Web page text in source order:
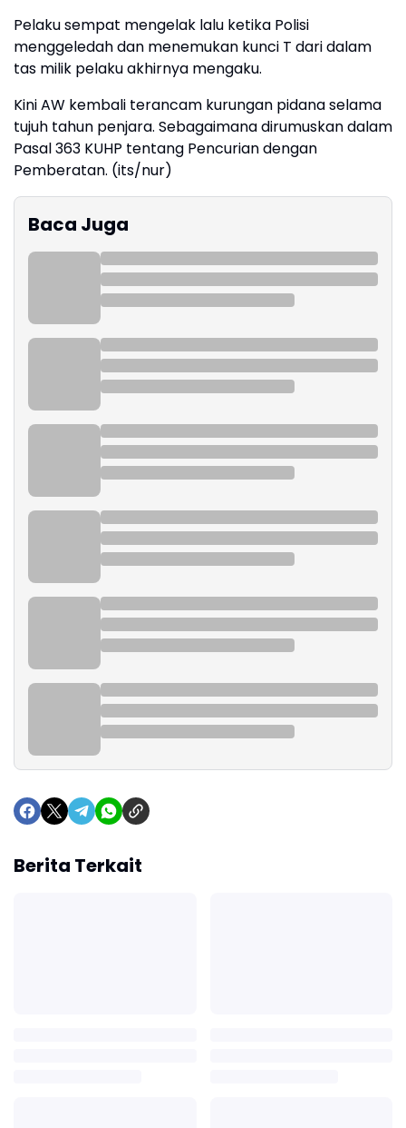
Pelaku sempat mengelak lalu ketika Polisi
menggeledah dan menemukan kunci T dari dalam
tas milik pelaku akhirnya mengaku.
Kini AW kembali terancam kurungan pidana selama
tujuh tahun penjara. Sebagaimana dirumuskan dalam
Pasal 363 KUHP tentang Pencurian dengan
Pemberatan. (its/nur)
Baca Juga
Berita Terkait